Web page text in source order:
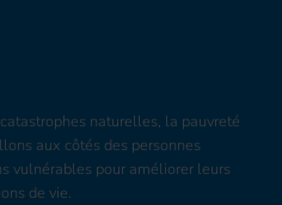
naturelles, la pauvreté
aux côtés des personnes
vulnérables pour améliorer leurs
de vie.